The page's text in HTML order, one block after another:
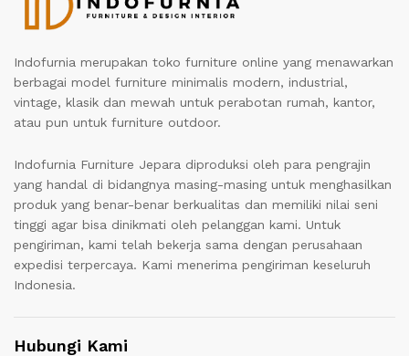
Indofurnia merupakan toko furniture online yang menawarkan
berbagai model furniture minimalis modern, industrial,
vintage, klasik dan mewah untuk perabotan rumah, kantor,
atau pun untuk furniture outdoor.
Indofurnia Furniture Jepara diproduksi oleh para pengrajin
yang handal di bidangnya masing-masing untuk menghasilkan
produk yang benar-benar berkualitas dan memiliki nilai seni
tinggi agar bisa dinikmati oleh pelanggan kami. Untuk
pengiriman, kami telah bekerja sama dengan perusahaan
expedisi terpercaya. Kami menerima pengiriman keseluruh
Indonesia.
Hubungi Kami